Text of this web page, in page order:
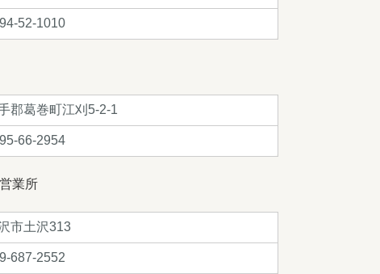
52-1010
郡葛巻町江刈5-2-1
66-2954
業所
市土沢313
687-2552